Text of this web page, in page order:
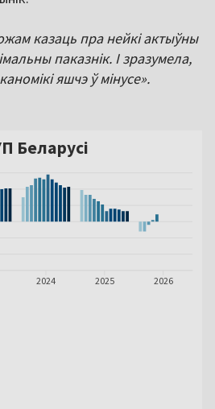
казаць пра нейкі актыўны
паказнік. І зразумела,
яшчэ ў мінусе».